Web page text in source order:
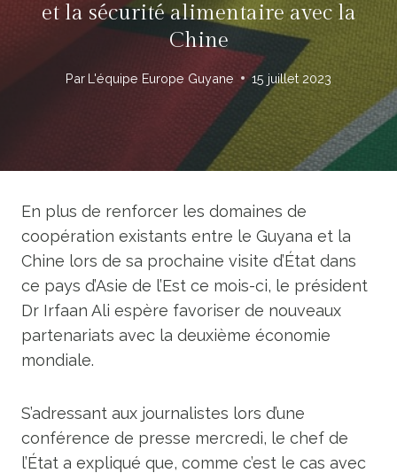
et la sécurité alimentaire avec la
Chine
Par L'équipe Europe Guyane 15 juillet 2023
En plus de renforcer les domaines de
coopération existants entre le Guyana et la
Chine lors de sa prochaine visite d’État dans
ce pays d’Asie de l’Est ce mois-ci, le président
Dr Irfaan Ali espère favoriser de nouveaux
partenariats avec la deuxième économie
mondiale.
S’adressant aux journalistes lors d’une
conférence de presse mercredi, le chef de
l’État a expliqué que, comme c’est le cas avec